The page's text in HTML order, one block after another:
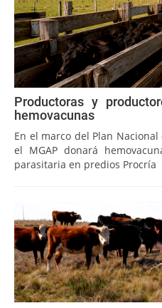
Productoras y
hemovacunas
En el marco del Plan
el MGAP donará
parasitaria en predios Procría